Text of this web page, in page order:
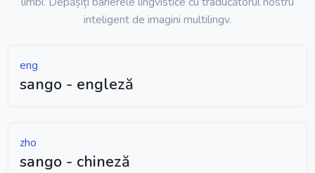
inteligent de imagini multilingv.
eng
sango - engleză
zho
sango - chineză